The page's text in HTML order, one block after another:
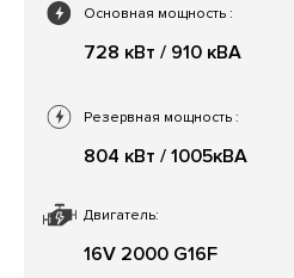
Основная мощность :
728 кВт / 910 кВА
Двигатель:
16V 2000 G16F
Резервная мощность :
804 кВт / 1005кВА